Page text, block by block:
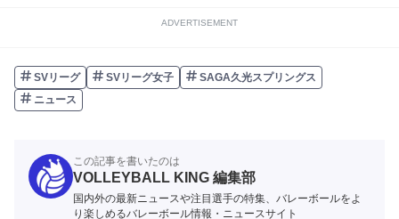
ADVERTISEMENT
SVリーグ SVリーグ女子
SAGA久光スプリングス
ニュース
この記事を書いたのは
VOLLEYBALL KING 編集部
国内外の最新ニュースや注目選手の特集、バレーボールをよ
り楽しめるバレーボール情報・ニュースサイト